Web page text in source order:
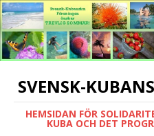
SVENSK-
HEMSIDAN FÖR
KUBA OCH DET